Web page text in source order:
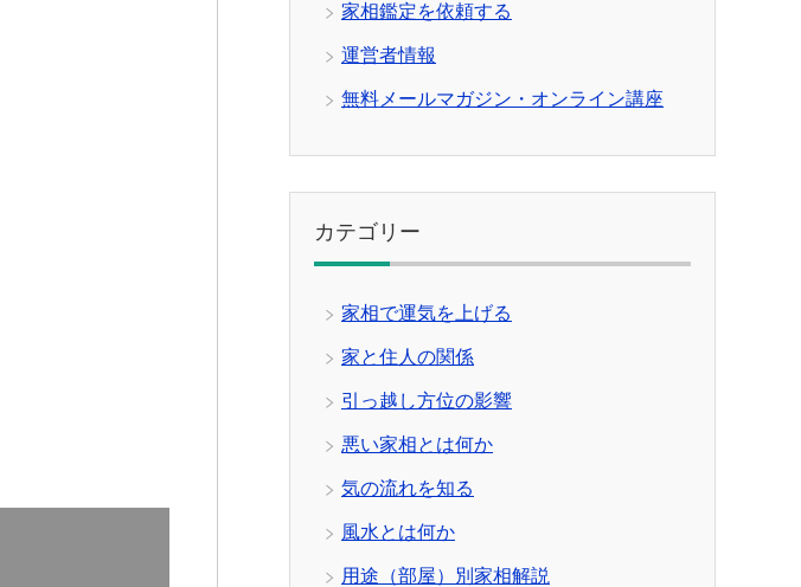
家相鑑定を依頼する
運営者情報
無料メールマガジン・オンライン講座
カテゴリー
家相で運気を上げる
家と住人の関係
引っ越し方位の影響
悪い家相とは何か
気の流れを知る
風水とは何か
用途（部屋）別家相解説